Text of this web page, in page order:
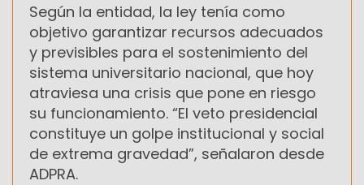
Según la entidad, la ley tenía como
objetivo garantizar recursos adecuados
y previsibles para el sostenimiento del
sistema universitario nacional, que hoy
atraviesa una crisis que pone en riesgo
su funcionamiento. “El veto presidencial
constituye un golpe institucional y social
de extrema gravedad”, señalaron desde
ADPRA.